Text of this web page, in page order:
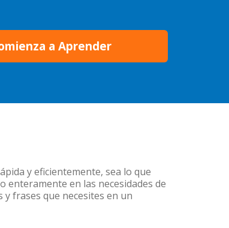
a Aprender
y eficientemente, sea lo que
enteramente en las necesidades de
frases que necesites en un